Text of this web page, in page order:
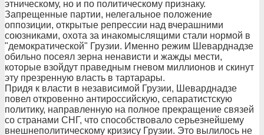
этническому, но и по политическому признаку.
Запрещенные партии, нелегальное положение
оппозиции, открытые репрессии над вчерашними
союзниками, охота за инакомыслящими стали нормой в
"демократической" Грузии. Именно режим Шеварднадзе
обильно посеял зерна ненависти и жажды мести,
которые взойдут праведным гневом миллионов и скинут
эту презренную власть в тартарары.
Придя к власти в независимой Грузии, Шеварднадзе
повел откровенно антироссийскую, сепаратистскую
политику, направленную на полное прекращение связей
со странами СНГ, что способствовало серьезнейшему
внешнеполитическому кризису Грузии. Это вылилось не